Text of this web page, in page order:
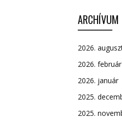
ARCHÍVUM
2026.
2026. február
2026. január
2025.
2025.